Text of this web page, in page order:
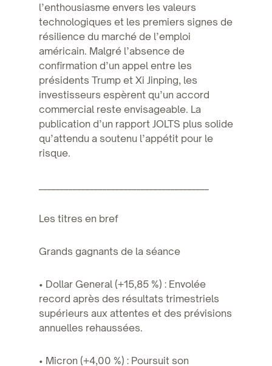
l’enthousiasme envers les valeurs
technologiques et les premiers signes de
résilience du marché de l’emploi
américain. Malgré l’absence de
confirmation d’un appel entre les
présidents Trump et Xi Jinping, les
investisseurs espèrent qu’un accord
commercial reste envisageable. La
publication d’un rapport JOLTS plus solide
qu’attendu a soutenu l’appétit pour le
risque.
Les titres en bref
Grands gagnants de la séance
• Dollar General (+15,85 %) : Envolée
record après des résultats trimestriels
supérieurs aux attentes et des prévisions
annuelles rehaussées.
• Micron (+4,00 %) : Poursuit son